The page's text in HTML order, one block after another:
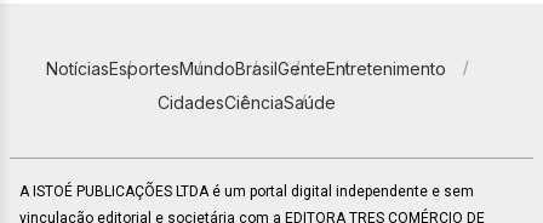
NotíciasEsportesMundoBrasilGenteEntretenimento
CidadesCiênciaSaúde
A ISTOÉ PUBLICAÇÕES LTDA é um portal digital independente e sem
vinculação editorial e societária com a EDITORA TRES COMÉRCIO DE